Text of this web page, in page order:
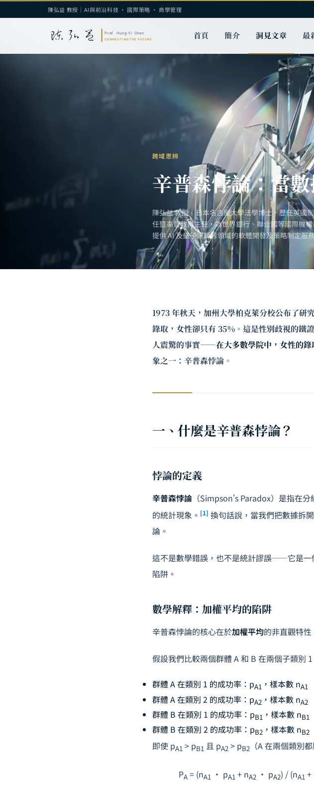
陳弘益 教授｜AI與前沿科技 · 國際策略 · 商學管理
首頁 簡介 洞見文章 最
跨域思辨
辛普森悖論：當
陳弘益 教授｜日本名古屋大學法學博士。歷任英國
任暨高管教育主任，為世界銀行、聯合國等國際機
提供 AI 及量子運算等領域的軟體開發及策略制定服
1973 年秋天，加州大學柏克萊分校公布了研
錄取，女性卻只有 35%。這是性別歧視的鐵
人震驚的事實——在大多數學院中，女性的
象之一：辛普森悖論。
一、什麼是辛普森悖論？
悖論的定義
辛普森悖論 （Simpson's Paradox）是指在
的統計現象。 [1] 換句話說，當我們把數據拆
論。
這不是數學錯誤，也不是統計謬誤——它是一
陷阱。
數學解釋：加權平均的陷阱
辛普森悖論的核心在於加權平均的非直觀特
假設我們比較兩個群體 A 和 B 在兩個子類別 1
群體 A 在類別 1 的成功率： pA1 ，樣本數 nA1
群體 A 在類別 2 的成功率： pA2 ，樣本數 nA2
群體 B 在類別 1 的成功率： pB1 ，樣本數 nB1
群體 B 在類別 2 的成功率： pB2 ，樣本數 nB2
即使 pA1 > pB1 且 pA2 > pB2 （A 在兩個類別
PA = (nA1 · pA1 + nA2 · pA2) / (nA1 +